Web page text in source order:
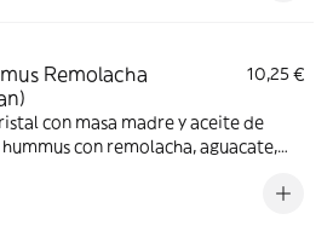
Remolacha
10,25 €
con masa madre y aceite de
con remolacha, aguacate,